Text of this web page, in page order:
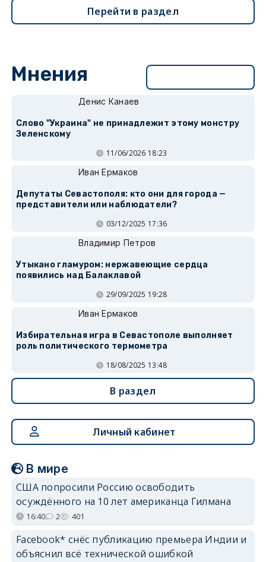
Перейти в раздел
Мнения
Денис Канаев
Слово "Украина" не принадлежит этому монстру
Зеленскому
11/06/2026 18:23
Иван Ермаков
Депутаты Севастополя: кто они для города —
представители или наблюдатели?
03/12/2025 17:36
Владимир Петров
Утыкано гламуром: нержавеющие сердца
появились над Балаклавой
29/09/2025 19:28
Иван Ермаков
Избирательная игра в Севастополе выполняет
роль политического термометра
18/08/2025 13:48
В раздел
Личный кабинет
В мире
США попросили Россию освободить
осуждённого на 10 лет американца Гилмана
16:40 2 401
Facebook* снёс публикацию премьера Индии и
объяснил всё технической ошибкой